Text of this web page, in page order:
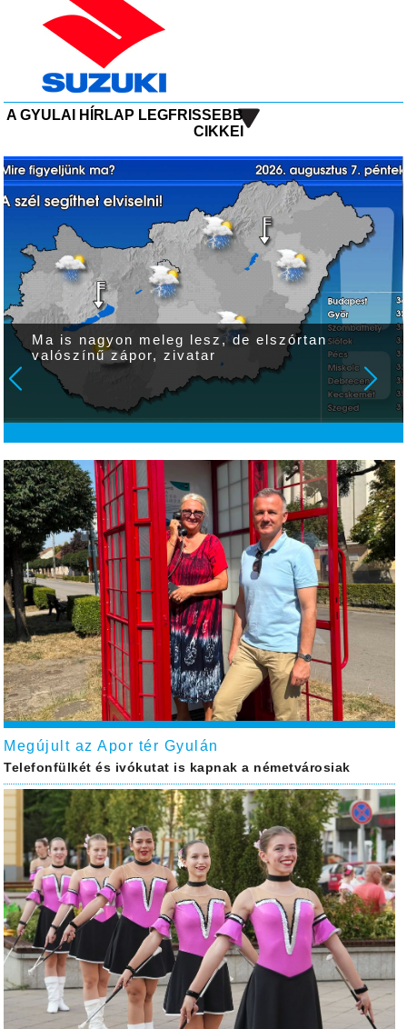
A GYULAI HÍRLAP LEGFRISSEBB
CIKKEI
Ma is nagyon meleg lesz, de elszórtan
valószínű zápor, zivatar
Megújult az Apor tér Gyulán
Telefonfülkét és ivókutat is kapnak a németvárosiak